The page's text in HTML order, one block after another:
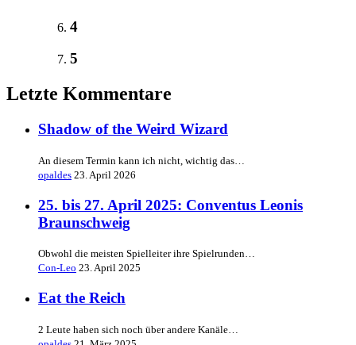
4
5
Letzte Kommentare
Shadow of the Weird Wizard
An diesem Termin kann ich nicht, wichtig das…
opaldes 23. April 2026
25. bis 27. April 2025: Conventus Leonis
Braunschweig
Obwohl die meisten Spielleiter ihre Spielrunden…
Con-Leo 23. April 2025
Eat the Reich
2 Leute haben sich noch über andere Kanäle…